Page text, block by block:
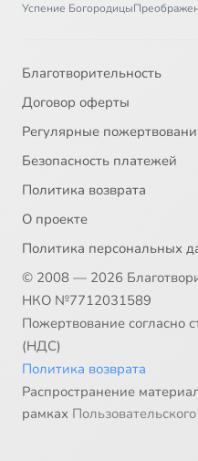
Успение Богородицы
Благотворительность
Договор оферты
Регулярные
Безопасность платежей
Политика возврата
О проекте
Политика персональных
© 2008 — 2026
НКО №7712031589
Пожертвование согласно
(НДС)
Политика возврата
Распространение
рамках